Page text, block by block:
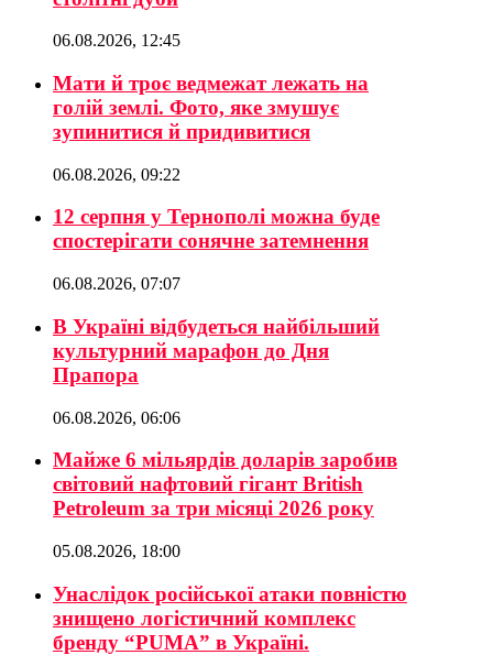
06.08.2026, 12:45
Мати й троє ведмежат лежать на
голій землі. Фото, яке змушує
зупинитися й придивитися
06.08.2026, 09:22
12 серпня у Тернополі можна буде
спостерігати сонячне затемнення
06.08.2026, 07:07
В Україні відбудеться найбільший
культурний марафон до Дня
Прапора
06.08.2026, 06:06
Майже 6 мільярдів доларів заробив
світовий нафтовий гігант British
Petroleum за три місяці 2026 року
05.08.2026, 18:00
Унаслідок російської атаки повністю
знищено логістичний комплекс
бренду “PUMA” в Україні.